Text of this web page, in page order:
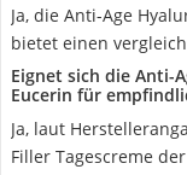
Ja, die Anti-Age
bietet einen
Eignet sich die Anti-
Eucerin für
Ja, laut
Filler Tagescreme